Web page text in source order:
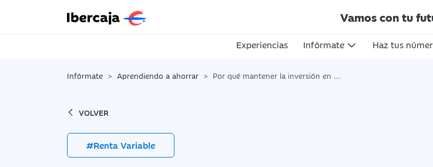
Vamos con tu
Experiencias Infórmate Haz tus
Infórmate Aprendiendo a ahorrar Por qué mantener la inversión en momentos de incertidumbre geopolítica
VOLVER
#Renta Variable